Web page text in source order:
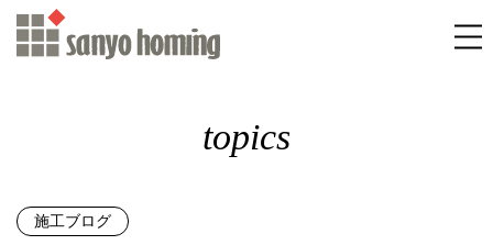
topics
施工ブログ